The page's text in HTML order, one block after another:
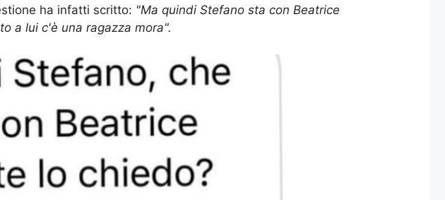
ha infatti scritto: "Ma quindi Stefano sta con Beatrice
a lui c'è una ragazza mora".